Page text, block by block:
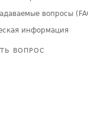
вопросы
информация
ВОПРОС